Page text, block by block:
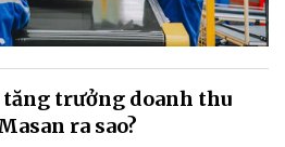
tăng trưởng doanh thu
ra sao?